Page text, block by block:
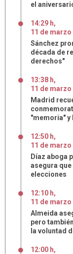
el
14:29 h,
11 de marzo
Sánchez
década de
derechos"
13:38 h,
11 de marzo
Madrid
"memoria" y
12:50 h,
11 de marzo
Díaz aboga
asegura
elecciones
12:10 h,
11 de marzo
Almeida
pero
la voluntad
12:00 h,